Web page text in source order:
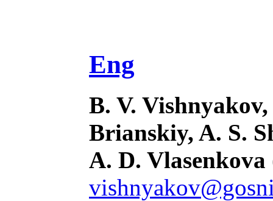
Eng
B. V.
Brianskiy, A. S.
A. D. Vlasenkova